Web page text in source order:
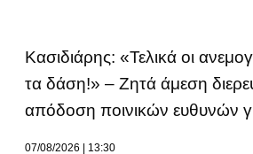
Κασιδιάρης: «Τελικά οι
τα δάση!» – Ζητά άμεση
απόδοση ποινικών ευθυνών
07/08/2026 13:30